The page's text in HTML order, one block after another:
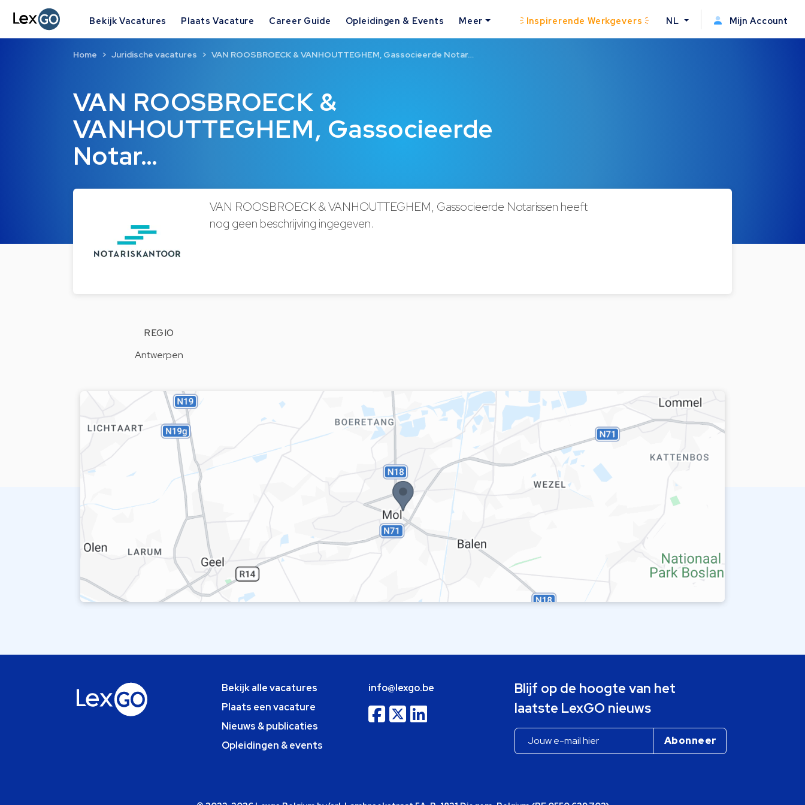
Bekijk Vacatures Plaats Vacature Career Guide Opleidingen & Events Meer Inspirerende Werkgevers NL Mijn Account
VAN ROOSBROECK &
VANHOUTTEGHEM, Gassocieerde
Notar…
Home Juridische vacatures VAN ROOSBROECK & VANHOUTTEGHEM, Gassocieerde Notar…
VAN ROOSBROECK & VANHOUTTEGHEM, Gassocieerde Notarissen heeft
nog geen beschrijving ingegeven.
REGIO
Antwerpen
Bekijk alle vacatures
Plaats een vacature
Nieuws & publicaties
Opleidingen & events
info@lexgo.be
Blijf op de hoogte van het
laatste LexGO nieuws